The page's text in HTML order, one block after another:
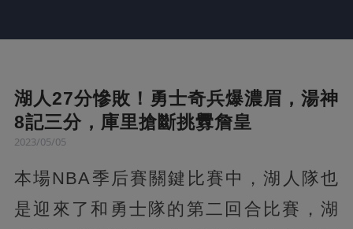
湖人27分慘敗！勇士奇兵爆濃眉，湯神
8記三分，庫里搶斷挑釁詹皇
2023/05/05
本場NBA季后賽關鍵比賽中，湖人隊也
是迎來了和勇士隊的第二回合比賽，湖